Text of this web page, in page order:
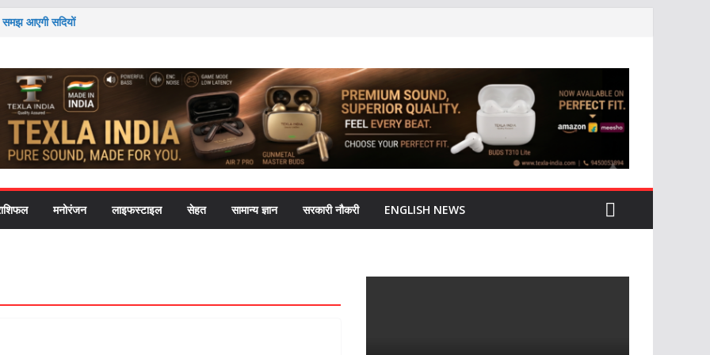
आएगी सदियों
ने राष्ट्रपति-
को लेकर
की चिंता ने पोते को
मनोरंजन लाइफस्टाइल सेहत सामान्य ज्ञान सरकारी नौकरी ENGLISH NEWS